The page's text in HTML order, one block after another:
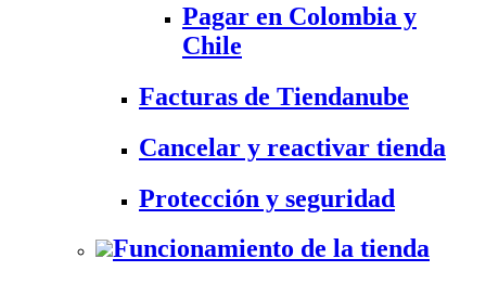
Pagar en Colombia y
Chile
Facturas de Tiendanube
Cancelar y reactivar tienda
Protección y seguridad
Funcionamiento de la tienda